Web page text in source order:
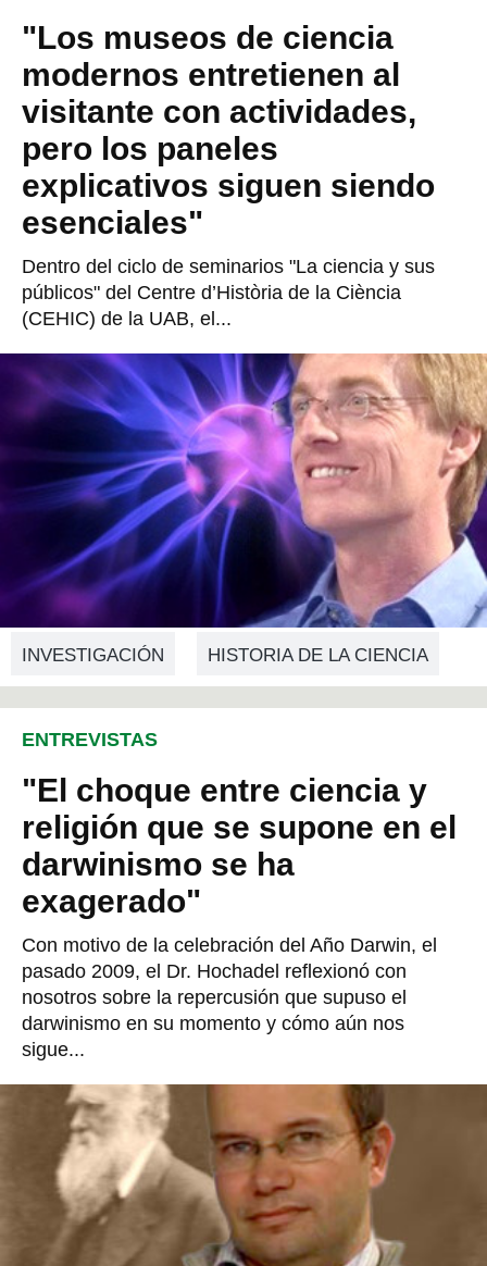
"Los museos de ciencia
modernos entretienen al
visitante con actividades,
pero los paneles
explicativos siguen siendo
esenciales"
Dentro del ciclo de seminarios "La ciencia y sus
públicos" del Centre d’Història de la Ciència
(CEHIC) de la UAB, el...
INVESTIGACIÓN HISTORIA DE LA CIENCIA
ENTREVISTAS
"El choque entre ciencia y
religión que se supone en el
darwinismo se ha
exagerado"
Con motivo de la celebración del Año Darwin, el
pasado 2009, el Dr. Hochadel reflexionó con
nosotros sobre la repercusión que supuso el
darwinismo en su momento y cómo aún nos
sigue...